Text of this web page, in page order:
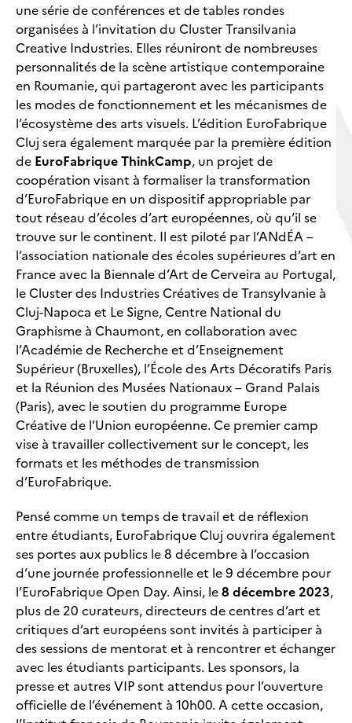
une série de conférences et de tables rondes
organisées à l’invitation du Cluster Transilvania
Creative Industries. Elles réuniront de nombreuses
personnalités de la scène artistique contemporaine
en Roumanie, qui partageront avec les participants
les modes de fonctionnement et les mécanismes de
l’écosystème des arts visuels. L’édition EuroFabrique
Cluj sera également marquée par la première édition
de EuroFabrique ThinkCamp, un projet de
coopération visant à formaliser la transformation
d’EuroFabrique en un dispositif appropriable par
tout réseau d’écoles d’art européennes, où qu’il se
trouve sur le continent. Il est piloté par l’ANdÉA –
l’association nationale des écoles supérieures d’art en
France avec la Biennale d’Art de Cerveira au Portugal,
le Cluster des Industries Créatives de Transylvanie à
Cluj-Napoca et Le Signe, Centre National du
Graphisme à Chaumont, en collaboration avec
l’Académie de Recherche et d’Enseignement
Supérieur (Bruxelles), l’École des Arts Décoratifs Paris
et la Réunion des Musées Nationaux – Grand Palais
(Paris), avec le soutien du programme Europe
Créative de l’Union européenne. Ce premier camp
vise à travailler collectivement sur le concept, les
formats et les méthodes de transmission
d’EuroFabrique.
Pensé comme un temps de travail et de réflexion
entre étudiants, EuroFabrique Cluj ouvrira également
ses portes aux publics le 8 décembre à l’occasion
d’une journée professionnelle et le 9 décembre pour
l’EuroFabrique Open Day. Ainsi, le8 décembre 2023,
plus de 20 curateurs, directeurs de centres d’art et
critiques d’art européens sont invités à participer à
des sessions de mentorat et à rencontrer et échanger
avec les étudiants participants. Les sponsors, la
presse et autres VIP sont attendus pour l’ouverture
officielle de l’événement à 10h00. A cette occasion,